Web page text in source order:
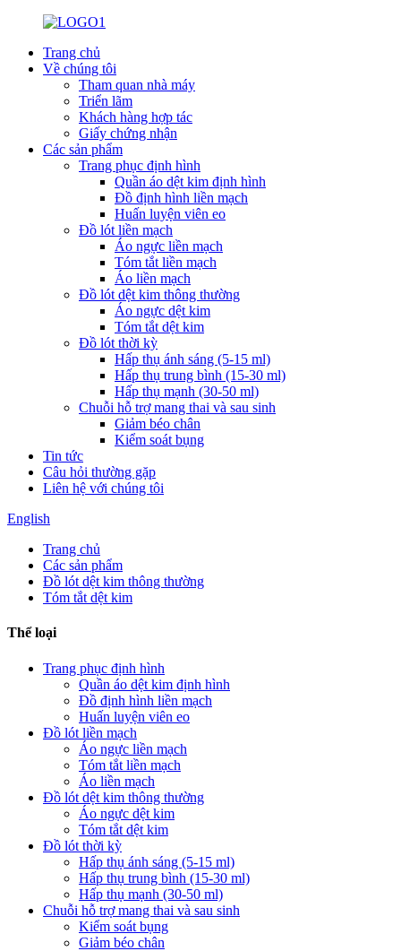
Trang chủ
Về chúng tôi
Tham quan nhà máy
Triển lãm
Khách hàng hợp tác
Giấy chứng nhận
Các sản phẩm
Trang phục định hình
Quần áo dệt kim định hình
Đồ định hình liền mạch
Huấn luyện viên eo
Đồ lót liền mạch
Áo ngực liền mạch
Tóm tắt liền mạch
Áo liền mạch
Đồ lót dệt kim thông thường
Áo ngực dệt kim
Tóm tắt dệt kim
Đồ lót thời kỳ
Hấp thụ ánh sáng (5-15 ml)
Hấp thụ trung bình (15-30 ml)
Hấp thụ mạnh (30-50 ml)
Chuỗi hỗ trợ mang thai và sau sinh
Giảm béo chân
Kiểm soát bụng
Tin tức
Câu hỏi thường gặp
Liên hệ với chúng tôi
English
Trang chủ
Các sản phẩm
Đồ lót dệt kim thông thường
Tóm tắt dệt kim
Thể loại
Trang phục định hình
Quần áo dệt kim định hình
Đồ định hình liền mạch
Huấn luyện viên eo
Đồ lót liền mạch
Áo ngực liền mạch
Tóm tắt liền mạch
Áo liền mạch
Đồ lót dệt kim thông thường
Áo ngực dệt kim
Tóm tắt dệt kim
Đồ lót thời kỳ
Hấp thụ ánh sáng (5-15 ml)
Hấp thụ trung bình (15-30 ml)
Hấp thụ mạnh (30-50 ml)
Chuỗi hỗ trợ mang thai và sau sinh
Kiểm soát bụng
Giảm béo chân